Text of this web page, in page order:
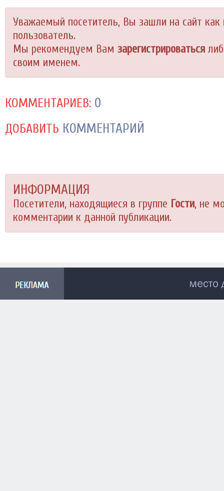
Уважаемый посетитель, Вы зашли на сайт как
пользователь.
Мы рекомендуем Вам зарегистрироваться
своим именем.
КОММЕНТАРИЕВ: 0
ДОБАВИТЬ КОММЕНТАРИЙ
ИНФОРМАЦИЯ
Посетители, находящиеся в группе Гости, не
комментарии к данной публикации.